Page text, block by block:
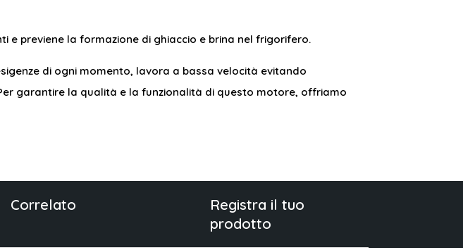
e previene la formazione di ghiaccio e brina nel frigorifero.
di ogni momento, lavora a bassa velocità evitando
garantire la qualità e la funzionalità di questo motore, offriamo
Correlato
Registra il tuo
prodotto